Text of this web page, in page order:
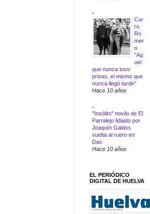
.
Cur
ro
Ro
mer
o
"Aq
uel
que nunca tuvo
prisas, el mismo que
nunca llegó tarde"
Hace 10 años
.
"Insólito" novilo de El
Parralejo lidiado por
Joaquín Galdos
vuelta al ruero en
Dax
Hace 10 años
EL PERIÓDICO
DIGITAL DE HUELVA